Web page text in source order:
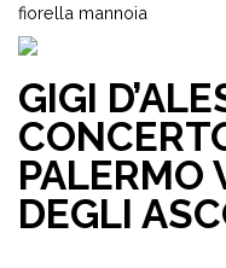
fiorella mannoia
GIGI
PALERMO
DEGLI